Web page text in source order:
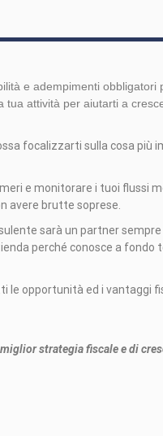
e adempimenti obbligatori
attività per aiutarti a
focalizzarti sulla cosa più
e monitorare i tuoi flussi
avere brutte soprese.
sarà un partner
perché conosce a fondo
le opportunità ed i vantaggi
strategia fiscale e di